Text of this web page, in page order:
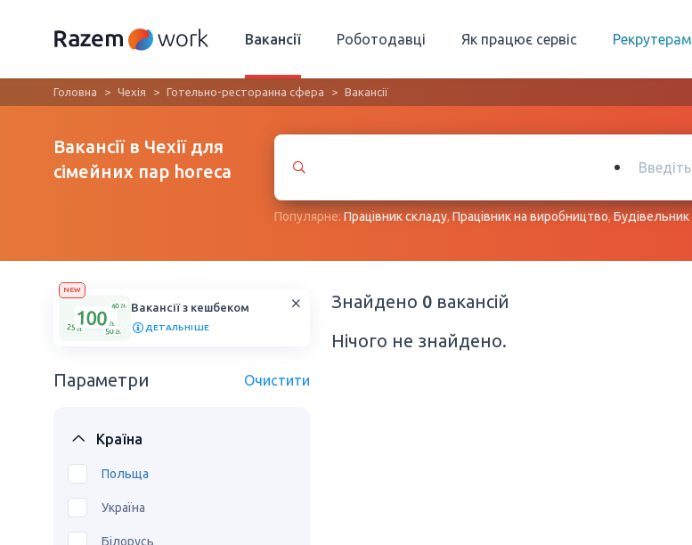
Вакансії Роботодавці Як працює сервіс Рекрутерам
Головна Чехія Готельно-ресторанна сфера Вакансії
Вакансії в Чехії для
сімейних пар horeca
Популярне:Працівник складу,Працівник на виробництво,Будівельник
NEW
Вакансії з кешбеком
ДЕТАЛЬНІШЕ
Параметри Очистити
Країна
Польща
Україна
Білорусь
Знайдено 0 вакансій
Нічого не знайдено.